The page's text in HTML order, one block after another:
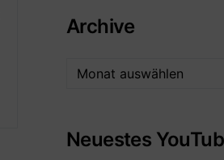
Archive
Neuestes